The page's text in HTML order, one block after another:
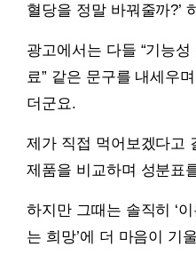
혈당을 정말 바꿔줄까?’
광고에서는 다들 “기능
료” 같은 문구를 내세우
더군요.
제가 직접 먹어보겠다고
제품을 비교하며 성분표
하지만 그때는 솔직히 ‘
는 희망’에 더 마음이 기